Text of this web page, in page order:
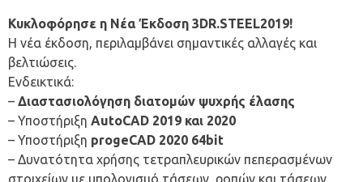
Κυκλοφόρησε η Νέα Έκδοση 3DR.STEEL2019!
H νέα έκδοση, περιλαμβάνει σημαντικές αλλαγές και
βελτιώσεις.
Ενδεικτικά:
– Διαστασιολόγηση διατομών ψυχρής έλασης
– Υποστήριξη AutoCAD 2019 και 2020
– Υποστήριξη progeCAD 2020 64bit
– Δυνατότητα χρήσης τετραπλευρικών πεπερασμένων